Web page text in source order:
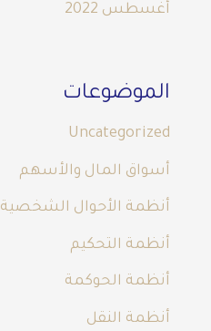
أغسطس 2022
الموضوعات
Uncategorized
أسواق المال والأسهم
أنظمة الأحوال الشخصية
أنظمة التحكيم
أنظمة الحوكمة
أنظمة النقل